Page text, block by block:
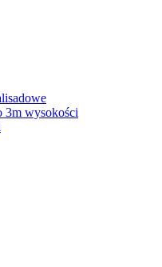
3m wysokości